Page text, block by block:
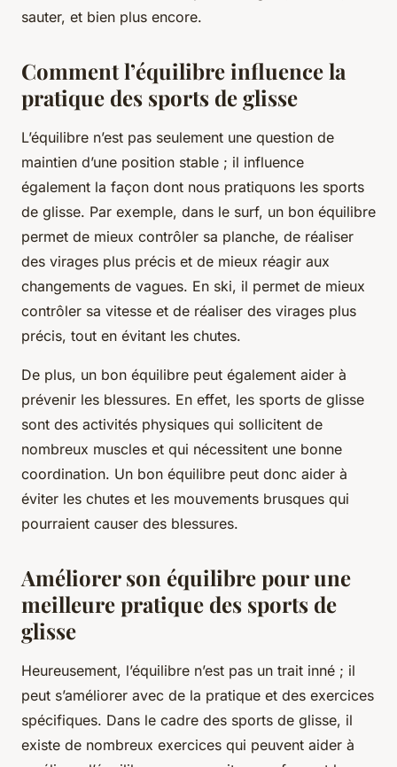
sauter, et bien plus encore.
Comment l’équilibre influence la
pratique des sports de glisse
L’équilibre n’est pas seulement une question de
maintien d’une position stable ; il influence
également la façon dont nous pratiquons les sports
de glisse. Par exemple, dans le surf, un bon équilibre
permet de mieux contrôler sa planche, de réaliser
des virages plus précis et de mieux réagir aux
changements de vagues. En ski, il permet de mieux
contrôler sa vitesse et de réaliser des virages plus
précis, tout en évitant les chutes.
De plus, un bon équilibre peut également aider à
prévenir les blessures. En effet, les sports de glisse
sont des activités physiques qui sollicitent de
nombreux muscles et qui nécessitent une bonne
coordination. Un bon équilibre peut donc aider à
éviter les chutes et les mouvements brusques qui
pourraient causer des blessures.
Améliorer son équilibre pour une
meilleure pratique des sports de
glisse
Heureusement, l’équilibre n’est pas un trait inné ; il
peut s’améliorer avec de la pratique et des exercices
spécifiques. Dans le cadre des sports de glisse, il
existe de nombreux exercices qui peuvent aider à